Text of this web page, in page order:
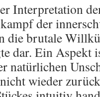
Interpretation
der
die brutale
dar. Ein Aspekt
natürlichen
wieder